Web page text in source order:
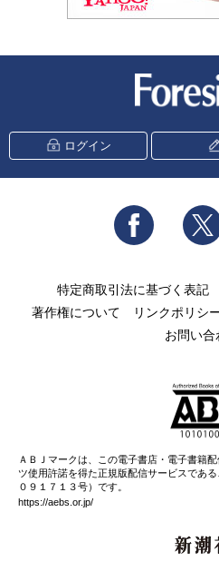
ログイン
Facebook
特定商取引法に基づく表記
著作権について
リンクポリシ
お問い合
ＡＢＪマークは、この電子書店・電子書籍
ツ使用許諾を得た正規版配信サービスであ
０９１７１３号）です。
https://aebs.or.jp/